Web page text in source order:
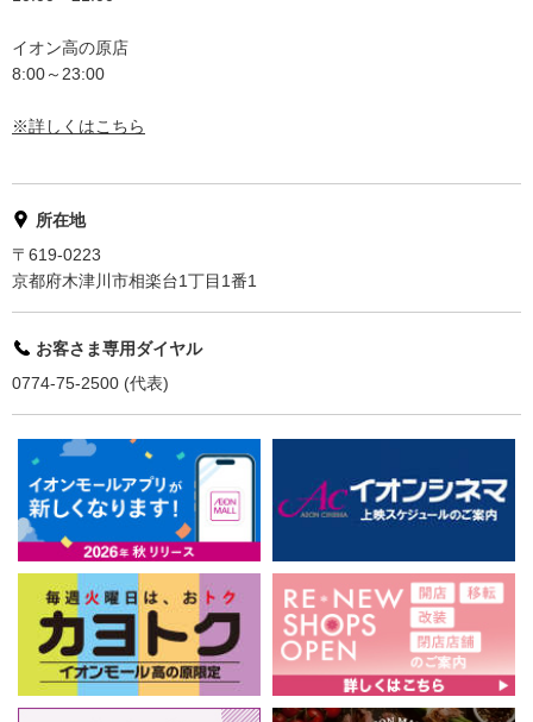
イオン高の原店
8:00～23:00
※詳しくはこちら
所在地
〒619-0223
京都府木津川市相楽台1丁目1番1
お客さま専用ダイヤル
0774-75-2500 (代表)